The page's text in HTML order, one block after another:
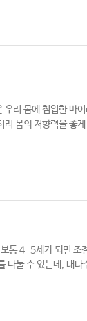
리 몸에 침입한 바
몸의 저향력을 좋
통 4-5세가 되면 조
나눌 수 있는데, 대